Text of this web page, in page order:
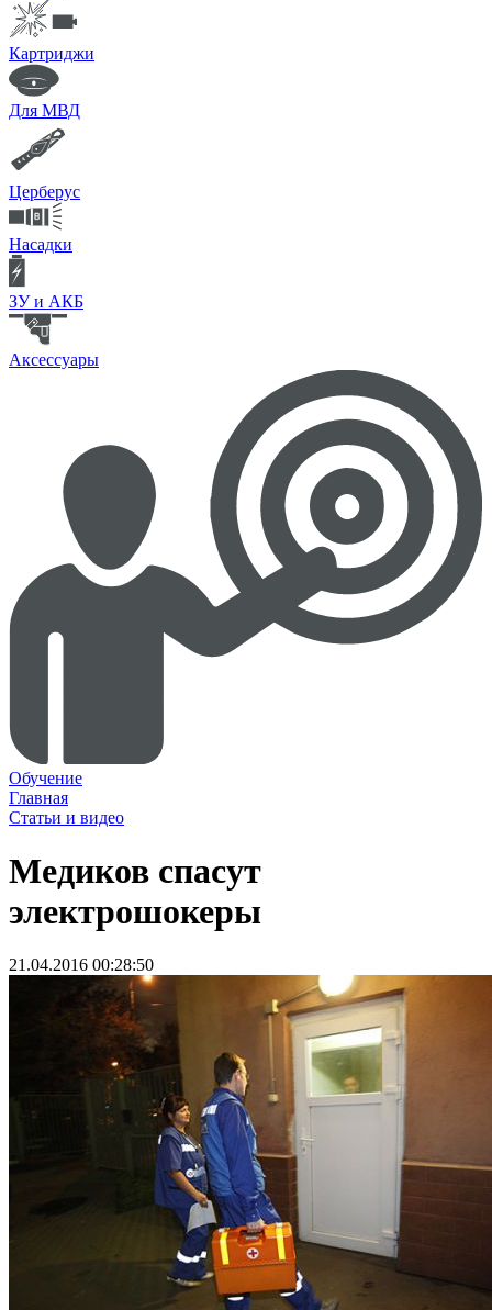
Картриджи
Для МВД
Церберус
Насадки
ЗУ и АКБ
Аксессуары
Обучение
Главная
Статьи и видео
Медиков спасут
электрошокеры
21.04.2016 00:28:50